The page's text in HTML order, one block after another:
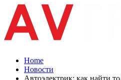
Home
Новости
Автоэлектрик: как найти